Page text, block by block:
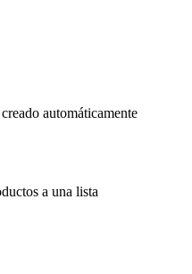
automáticamente
a una lista